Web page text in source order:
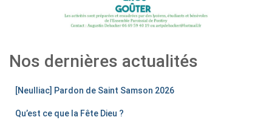
Nos dernières actualités
[Neulliac] Pardon de Saint Samson 2026
Qu’est ce que la Fête Dieu ?